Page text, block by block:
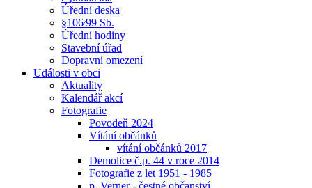
Úřední deska
§106⁄99 Sb.
Úřední hodiny
Stavební úřad
Dopravní omezení
Události v obci
Aktuality
Kalendář akcí
Fotografie
Povodeň 2024
Vítání občánků
vítání občánků 2017
Demolice č.p. 44 v roce 2014
Fotografie z let 1951 - 1985
p. Verner - čestné občanství